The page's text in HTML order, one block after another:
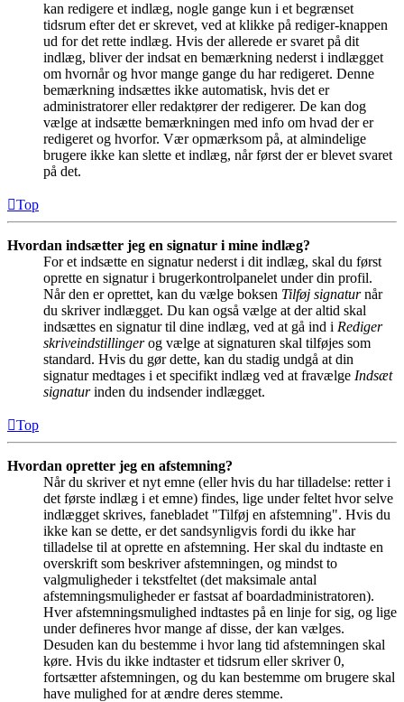
kan redigere et indlæg, nogle gange kun i et begrænset
tidsrum efter det er skrevet, ved at klikke på rediger-knappen
ud for det rette indlæg. Hvis der allerede er svaret på dit
indlæg, bliver der indsat en bemærkning nederst i indlægget
om hvornår og hvor mange gange du har redigeret. Denne
bemærkning indsættes ikke automatisk, hvis det er
administratorer eller redaktører der redigerer. De kan dog
vælge at indsætte bemærkningen med info om hvad der er
redigeret og hvorfor. Vær opmærksom på, at almindelige
brugere ikke kan slette et indlæg, når først der er blevet svaret
på det.
Top
Hvordan indsætter jeg en signatur i mine indlæg?
For et indsætte en signatur nederst i dit indlæg, skal du først
oprette en signatur i brugerkontrolpanelet under din profil.
Når den er oprettet, kan du vælge boksen Tilføj signaturnår
du skriver indlægget. Du kan også vælge at der altid skal
indsættes en signatur til dine indlæg, ved at gå ind i Rediger
skriveindstillingerog vælge at signaturen skal tilføjes som
standard. Hvis du gør dette, kan du stadig undgå at din
signatur medtages i et specifikt indlæg ved at fravælge Indsæt
signaturinden du indsender indlægget.
Top
Hvordan opretter jeg en afstemning?
Når du skriver et nyt emne (eller hvis du har tilladelse: retter i
det første indlæg i et emne) findes, lige under feltet hvor selve
indlægget skrives, fanebladet "Tilføj en afstemning". Hvis du
ikke kan se dette, er det sandsynligvis fordi du ikke har
tilladelse til at oprette en afstemning. Her skal du indtaste en
overskrift som beskriver afstemningen, og mindst to
valgmuligheder i tekstfeltet (det maksimale antal
afstemningsmuligheder er fastsat af boardadministratoren).
Hver afstemningsmulighed indtastes på en linje for sig, og lige
under defineres hvor mange af disse, der kan vælges.
Desuden kan du bestemme i hvor lang tid afstemningen skal
køre. Hvis du ikke indtaster et tidsrum eller skriver 0,
fortsætter afstemningen, og du kan bestemme om brugere skal
have mulighed for at ændre deres stemme.